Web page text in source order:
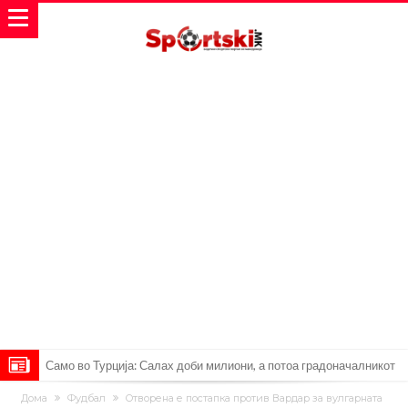
Само во Турција: Салах доби милиони, а потоа градоначалникот
го остави без зборови
Зборови кои сите ги чекаа, Симеоне го спореди Алварез со
Дома Фудбал
Oтворена е постапка против Вардар за вулгарната